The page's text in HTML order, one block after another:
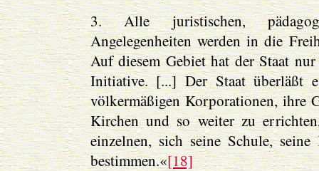
3. Alle juristischen,
Angelegenheiten werden in die
Auf diesem Gebiet hat der Staat
Initiative. [...] Der Staat überläßt
völkermäßigen Korporationen, ihre
Kirchen und so weiter zu
einzelnen, sich seine Schule,
bestimmen.«[18]